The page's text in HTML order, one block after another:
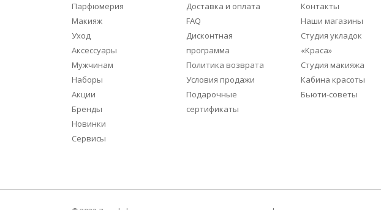
Парфюмерия
Макияж
Уход
Аксессуары
Мужчинам
Наборы
Акции
Бренды
Новинки
Сервисы
Доставка и оплата
FAQ
Дисконтная
программа
Политика возврата
Условия продажи
Подарочные
сертификаты
Контакты
Наши магазины
Студия укладок
«Краса»
Студия макияжа
Кабина красоты
Бьюти-советы